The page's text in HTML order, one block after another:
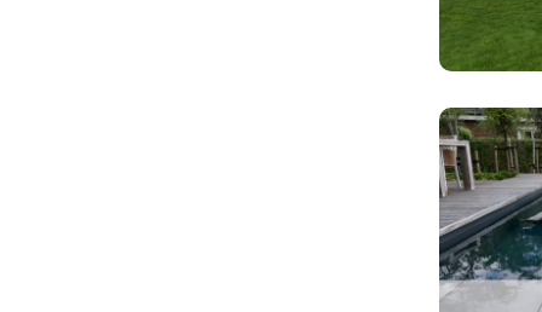
Villa
aan
het
water
met